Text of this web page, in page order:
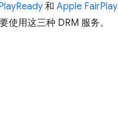
和 Apple FairPlay
用这三种 DRM 服务。